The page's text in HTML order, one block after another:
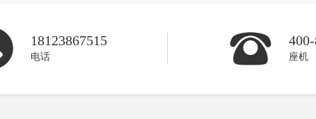
18123867515
电话 座机